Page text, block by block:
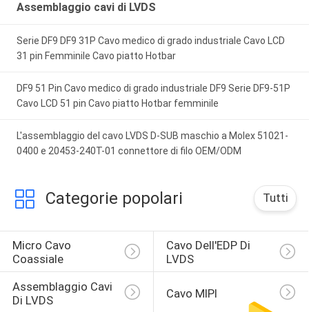
Assemblaggio cavi di LVDS
Serie DF9 DF9 31P Cavo medico di grado industriale Cavo LCD
31 pin Femminile Cavo piatto Hotbar
DF9 51 Pin Cavo medico di grado industriale DF9 Serie DF9-51P
Cavo LCD 51 pin Cavo piatto Hotbar femminile
L'assemblaggio del cavo LVDS D-SUB maschio a Molex 51021-
0400 e 20453-240T-01 connettore di filo OEM/ODM
Categorie popolari Tutti
Micro Cavo
Coassiale
Cavo Dell'EDP Di
LVDS
Assemblaggio Cavi
Di LVDS
Cavo MIPI